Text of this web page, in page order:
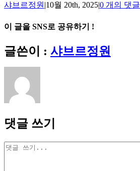
샤브르정원|10월 20th, 2025|0 개의 댓글
이 글을 SNS로 공유하기 !
Facebook
X
Reddit
LinkedIn
Tumblr
Pinterest
Vk
이
메
일
글쓴이 : 샤브르정원
댓글 쓰기
댓